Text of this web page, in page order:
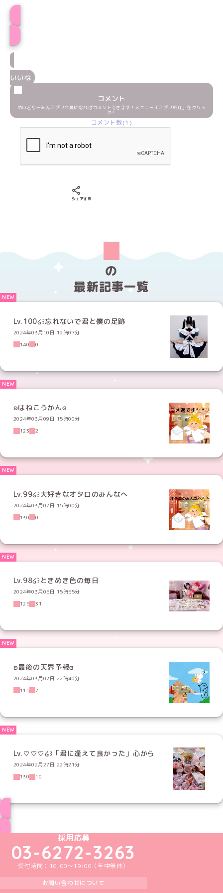
いいね
コメント
めいどりーみんアプリ会員になればコメントできます！メニュー「アプリ紹介」をクリッ
ク！
コメント数(1)
シェアする
の
最新記事一覧
Lv.100໒꒱忘れないで君と僕の足跡
2024年03月10日 19時07分
140
0
ʚはねこうかんɞ
2024年03月09日 15時00分
123
2
Lv.99໒꒱大好きなオタロのみんなへ
2024年03月07日 15時00分
130
0
Lv.98໒꒱ときめき色の毎日
2024年03月05日 15時55分
125
31
ʚ最後の天界予報ɞ
2024年03月02日 22時40分
115
7
Lv.♡♡♡໒꒱「君に逢えて良かった」心から
2024年02月27日 22時21分
130
10
めいどりーみんTikTok公式アカウント
めいどりーみんX公式アカウント
めいどりーみんInstagram公式アカウント
めいどりーみんFacebook公式アカウン
めいどりーみんYouTube公式アカ
採用応募
03-6272-3263
受付時間：10:00～19:00（年中無休）
お問い合わせについて